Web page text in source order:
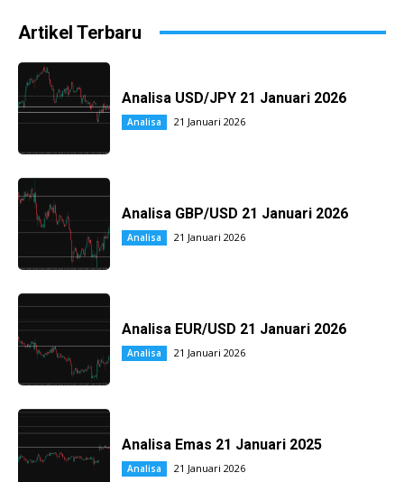
Artikel Terbaru
Analisa USD/JPY 21 Januari 2026
Analisa 21 Januari 2026
Analisa GBP/USD 21 Januari 2026
Analisa 21 Januari 2026
Analisa EUR/USD 21 Januari 2026
Analisa 21 Januari 2026
Analisa Emas 21 Januari 2025
Analisa 21 Januari 2026